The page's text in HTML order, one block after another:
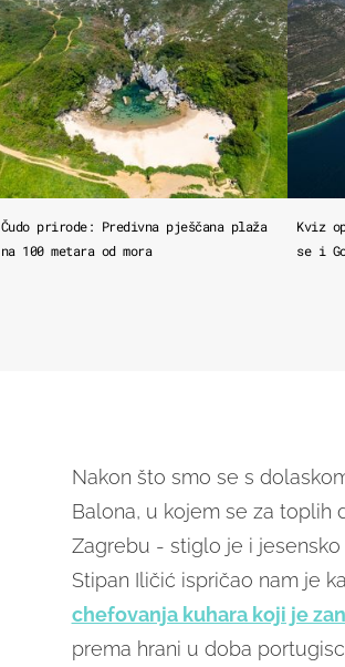
Čudo prirode: Predivna pješčana plaža
na 100 metara od mora
Kviz
se i
Nakon što smo se s
Balona, u kojem se za toplih
Zagrebu - stiglo je i
Stipan Iličić ispričao nam je
chefovanja kuhara koji je
prema hrani u doba